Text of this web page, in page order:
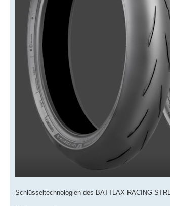
Schlüsseltechnologien des BATTLAX RACING